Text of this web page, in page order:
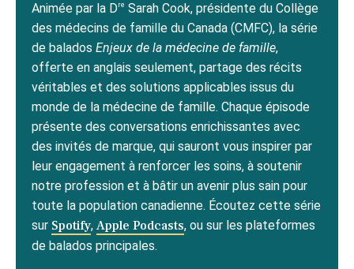
Animée par la Dre Sarah Cook, présidente du Collège
des médecins de famille du Canada (CMFC), la série
de balados Enjeux de la médecine de famille,
offerte en anglais seulement, partage des récits
véritables et des solutions applicables issus du
monde de la médecine de famille. Chaque épisode
présente des conversations enrichissantes avec
des invités de marque, qui sauront vous inspirer par
leur engagement à renforcer les soins, à soutenir
notre profession et à bâtir un avenir plus sain pour
toute la population canadienne. Écoutez cette série
sur Spotify, Apple Podcasts, ou sur les plateformes
de balados principales.